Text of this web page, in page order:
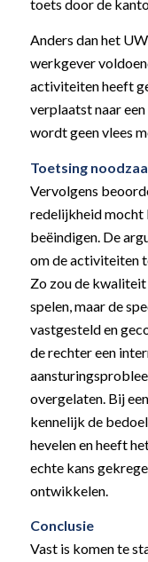
toets door de
Anders dan het
werkgever
activiteiten heeft
verplaatst naar
wordt geen vlees
Toetsing
Vervolgens
redelijkheid mocht
beëindigen. De
om de activiteiten
Zo zou de
spelen, maar de
vastgesteld en
de rechter een
overgelaten. Bij
kennelijk de
hevelen en heeft
echte kans
ontwikkelen.
Conclusie
Vast is komen te